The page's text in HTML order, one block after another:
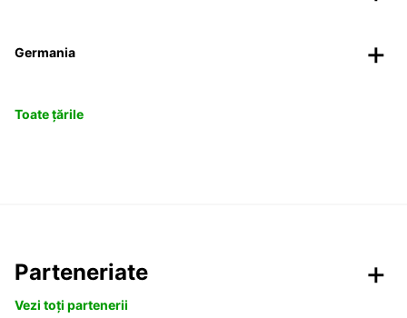
Germania
Toate țările
Parteneriate
Vezi toți partenerii